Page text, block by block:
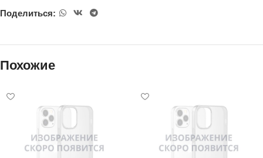
Поделиться:
Похожие